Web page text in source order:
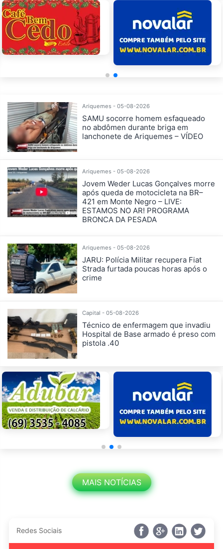
Ariquemes - 05-08-2026
SAMU socorre homem esfaqueado
no abdômen durante briga em
lanchonete de Ariquemes – VÍDEO
Ariquemes - 05-08-2026
Jovem Weder Lucas Gonçalves morre
após queda de motocicleta na BR–
421 em Monte Negro – LIVE:
ESTAMOS NO AR! PROGRAMA
BRONCA DA PESADA
Ariquemes - 05-08-2026
JARU: Polícia Militar recupera Fiat
Strada furtada poucas horas após o
crime
Capital - 05-08-2026
Técnico de enfermagem que invadiu
Hospital de Base armado é preso com
pistola .40
MAIS NOTÍCIAS
Redes Sociais